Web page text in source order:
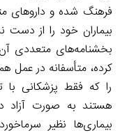
فرهنگ شده و داروهای
بیماران خود را از دست
بخشنامه‌های متعددی
کرده، متأسفانه در عمل
را که فقط پزشکانی
هستند به صورت آزاد
بیماری‌ها نظیر